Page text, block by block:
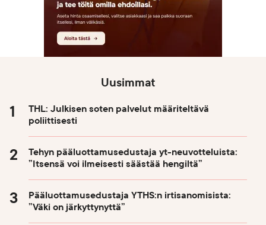
Uusimmat
THL: Julkisen soten palvelut määriteltävä
poliittisesti
Tehyn pääluottamusedustaja yt-neuvotteluista:
”Itsensä voi ilmeisesti säästää hengiltä”
Pääluottamusedustaja YTHS:n irtisanomisista:
”Väki on järkyttynyttä”